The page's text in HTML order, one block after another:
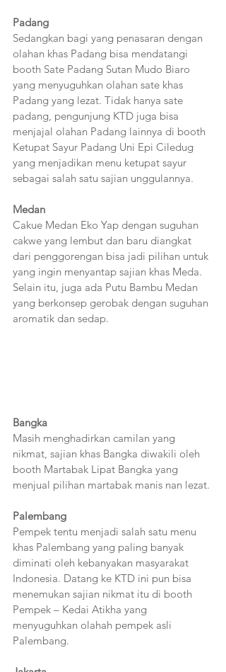
Padang
Sedangkan bagi yang penasaran dengan
olahan khas Padang bisa mendatangi
booth Sate Padang Sutan Mudo Biaro
yang menyuguhkan olahan sate khas
Padang yang lezat. Tidak hanya sate
padang, pengunjung KTD juga bisa
menjajal olahan Padang lainnya di booth
Ketupat Sayur Padang Uni Epi Ciledug
yang menjadikan menu ketupat sayur
sebagai salah satu sajian unggulannya.
Medan
Cakue Medan Eko Yap dengan suguhan
cakwe yang lembut dan baru diangkat
dari penggorengan bisa jadi pilihan untuk
yang ingin menyantap sajian khas Meda.
Selain itu, juga ada Putu Bambu Medan
yang berkonsep gerobak dengan suguhan
aromatik dan sedap.
Bangka
Masih menghadirkan camilan yang
nikmat, sajian khas Bangka diwakili oleh
booth Martabak Lipat Bangka yang
menjual pilihan martabak manis nan lezat.
Palembang
Pempek tentu menjadi salah satu menu
khas Palembang yang paling banyak
diminati oleh kebanyakan masyarakat
Indonesia. Datang ke KTD ini pun bisa
menemukan sajian nikmat itu di booth
Pempek – Kedai Atikha yang
menyuguhkan olahah pempek asli
Palembang.